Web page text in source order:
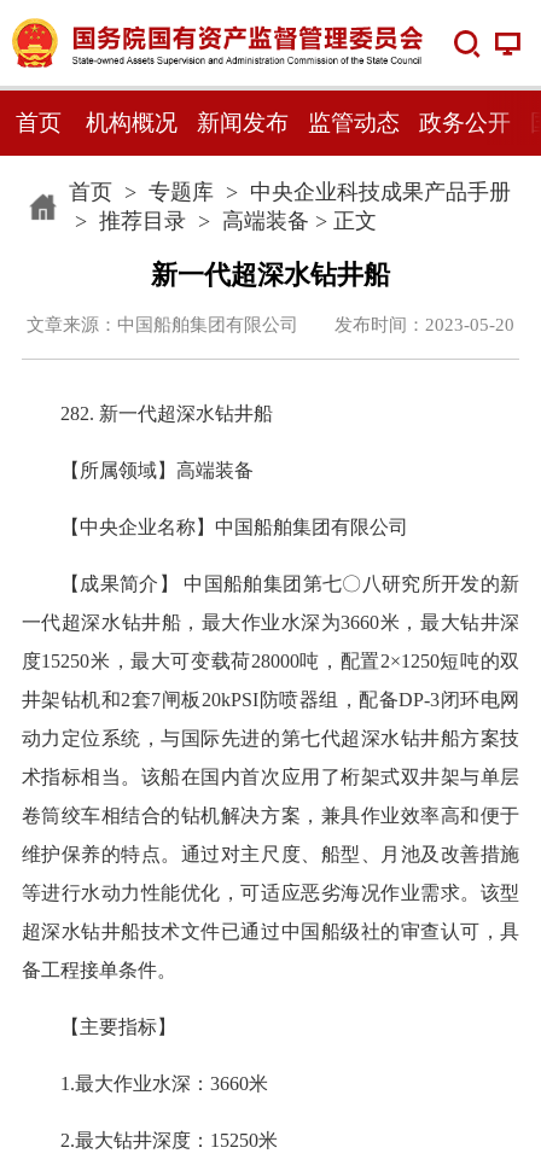
首页 机构概况 新闻发布 监管动态 政务公开
首页> 专题库> 中央企业科技成果产品手册
> 推荐目录> 高端装备 > 正文
新一代超深水钻井船
文章来源：中国船舶集团有限公司 发布时间：2023-05-20
282. 新一代超深水钻井船
【所属领域】高端装备
【中央企业名称】中国船舶集团有限公司
【成果简介】 中国船舶集团第七〇八研究所开发的新
一代超深水钻井船，最大作业水深为3660米，最大钻井深
度15250米，最大可变载荷28000吨，配置2×1250短吨的双
井架钻机和2套7闸板20kPSI防喷器组，配备DP-3闭环电网
动力定位系统，与国际先进的第七代超深水钻井船方案技
术指标相当。该船在国内首次应用了桁架式双井架与单层
卷筒绞车相结合的钻机解决方案，兼具作业效率高和便于
维护保养的特点。通过对主尺度、船型、月池及改善措施
等进行水动力性能优化，可适应恶劣海况作业需求。该型
超深水钻井船技术文件已通过中国船级社的审查认可，具
备工程接单条件。
【主要指标】
1.最大作业水深：3660米
2.最大钻井深度：15250米